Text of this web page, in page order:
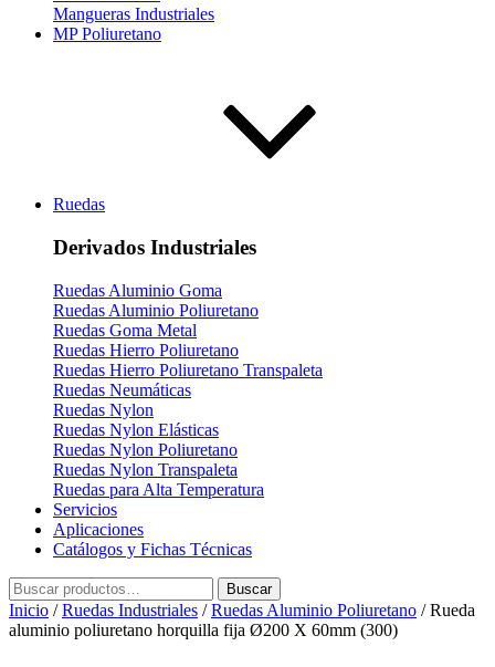
Mangueras Industriales
MP Poliuretano
Ruedas
Derivados Industriales
Ruedas Aluminio Goma
Ruedas Aluminio Poliuretano
Ruedas Goma Metal
Ruedas Hierro Poliuretano
Ruedas Hierro Poliuretano Transpaleta
Ruedas Neumáticas
Ruedas Nylon
Ruedas Nylon Elásticas
Ruedas Nylon Poliuretano
Ruedas Nylon Transpaleta
Ruedas para Alta Temperatura
Servicios
Aplicaciones
Catálogos y Fichas Técnicas
Buscar
por:
Buscar
Inicio /Ruedas Industriales /Ruedas Aluminio Poliuretano / Rueda
aluminio poliuretano horquilla fija Ø200 X 60mm (300)